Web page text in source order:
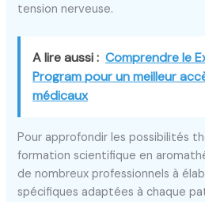
tension nerveuse.
A lire aussi : Comprendre le
Program pour un meilleur
médicaux
Pour approfondir les possibilités
formation scientifique en
de nombreux professionnels à
spécifiques adaptées à chaque